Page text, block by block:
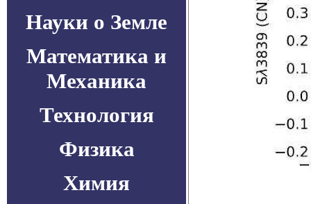
Науки о Земле
Математика и
Механика
Технология
Физика
Химия